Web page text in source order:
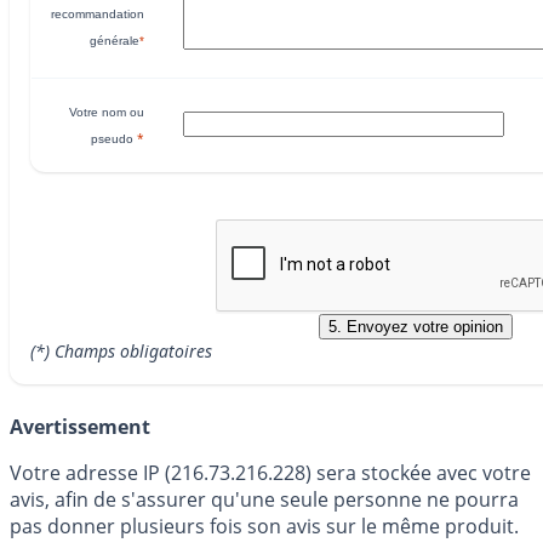
recommandation
générale*
Votre nom ou
pseudo *
(*) Champs obligatoires
Avertissement
Votre adresse IP (216.73.216.228) sera stockée avec votre
avis, afin de s'assurer qu'une seule personne ne pourra
pas donner plusieurs fois son avis sur le même produit.